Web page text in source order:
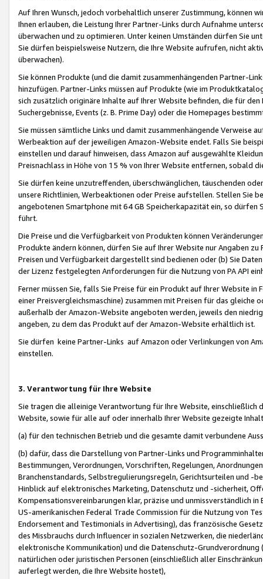
Auf Ihren Wunsch, jedoch vorbehaltlich unserer Zustimmung, können
Ihnen erlauben, die Leistung Ihrer Partner-Links durch Aufnahme
überwachen und zu optimieren. Unter keinen Umständen dürfen Sie
Sie dürfen beispielsweise Nutzern, die Ihre Website aufrufen, nicht
überwachen).
Sie können Produkte (und die damit zusammenhängenden Partner-
hinzufügen. Partner-Links müssen auf Produkte (wie im
sich zusätzlich originäre Inhalte auf Ihrer Website befinden, die für
Suchergebnisse, Events (z. B. Prime Day) oder die Homepages
Sie müssen sämtliche Links und damit zusammenhängende
Werbeaktion auf der jeweiligen Amazon-Website endet. Falls Sie
einstellen und darauf hinweisen, dass Amazon auf ausgewählte
Preisnachlass in Höhe von 15 % von Ihrer Website entfernen, sobald
Sie dürfen keine unzutreffenden, überschwänglichen, täuschenden
unsere Richtlinien, Werbeaktionen oder Preise aufstellen. Stellen Sie
angebotenen Smartphone mit 64 GB Speicherkapazität ein, so dürfen
führt.
Die Preise und die Verfügbarkeit von Produkten können
Produkte ändern können, dürfen Sie auf Ihrer Website nur Angaben
Preisen und Verfügbarkeit dargestellt sind bedienen oder (b) Sie
der Lizenz festgelegten Anforderungen für die Nutzung von PA API
Ferner müssen Sie, falls Sie Preise für ein Produkt auf Ihrer Website
einer Preisvergleichsmaschine) zusammen mit Preisen für das
außerhalb der Amazon-Website angeboten werden, jeweils den
angeben, zu dem das Produkt auf der Amazon-Website erhältlich ist.
Sie dürfen keine Partner-Links auf Amazon oder Verlinkungen von
einstellen.
3. Verantwortung für Ihre Website
Sie tragen die alleinige Verantwortung für Ihre Website,
Website, sowie für alle auf oder innerhalb Ihrer Website gezeigte
(a) für den technischen Betrieb und die gesamte damit verbundene
(b) dafür, dass die Darstellung von Partner-Links und
Bestimmungen, Verordnungen, Vorschriften, Regelungen,
Branchenstandards, Selbstregulierungsregeln, Gerichtsurteilen und -
Hinblick auf elektronisches Marketing, Datenschutz und -sicherheit,
Kompensationsvereinbarungen klar, präzise und unmissverständlich
US-amerikanischen Federal Trade Commission für die Nutzung von
Endorsement and Testimonials in Advertising), das französische
des Missbrauchs durch Influencer in sozialen Netzwerken, die
elektronische Kommunikation) und die Datenschutz-
natürlichen oder juristischen Personen (einschließlich aller
auferlegt werden, die Ihre Website hostet),